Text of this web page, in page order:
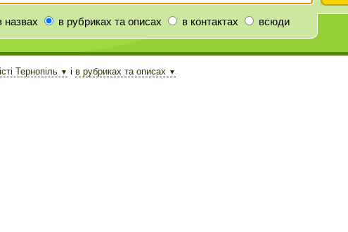
назвах в рубриках та описах в контактах всюди
Тернопіль ▼ і в рубриках та описах ▼